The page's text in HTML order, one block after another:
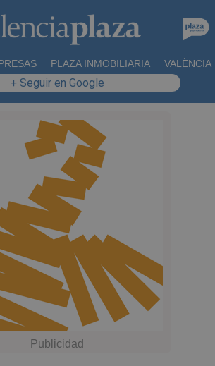
PLAZA INMOBILIARIA VALÈNCIA
+ Seguir en Google